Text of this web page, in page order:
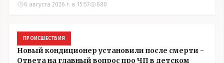
6 августа 2026 г. в 15:57 680
ПРОИСШЕСТВИЯ
Новый кондиционер установили после смерти -
Ответа на главный вопрос про ЧП в детском